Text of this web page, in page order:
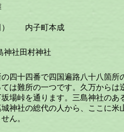
） 内子町本成
神社田村神社
四十四番で四国遍路八十八箇所
は難所の一つです。久万から
場峠を通ります。三島神社の
神社の総代の人から、ここに
ん。